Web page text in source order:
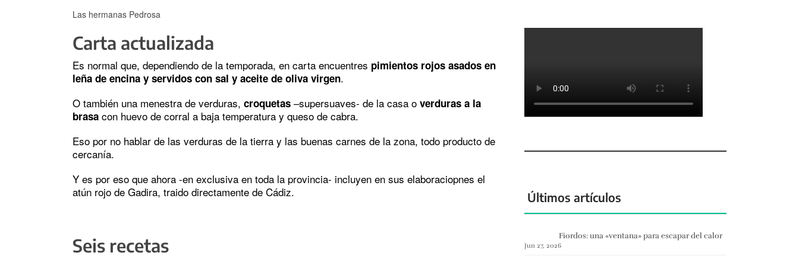
Las hermanas Pedrosa
Carta actualizada
Es normal que, dependiendo de la temporada, en carta encuentres pimientos rojos asados en
leña de encina y servidos con sal y aceite de oliva virgen.
O también una menestra de verduras, croquetas –supersuaves- de la casa o verduras a la
brasa con huevo de corral a baja temperatura y queso de cabra.
Eso por no hablar de las verduras de la tierra y las buenas carnes de la zona, todo producto de
cercanía.
Y es por eso que ahora -en exclusiva en toda la provincia- incluyen en sus elaboraciopnes el
atún rojo de Gadira, traido directamente de Cádiz.
Seis recetas
Últimos artículos
Fiordos: una «ventana» para escapar del calor
Jun 27, 2026